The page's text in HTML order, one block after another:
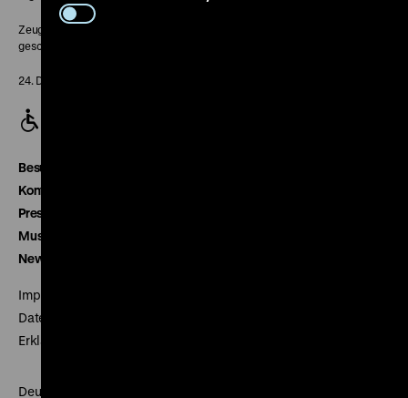
Zeughaus:
geschlossen
24. Dezember geschlossen
Besucherservice
Kontakt
Presse
Museumsverein
Newsletter
Impressum
Datenschutz
Erklärung digitale Barrierefreiheit
Deutsches Historisches Museum